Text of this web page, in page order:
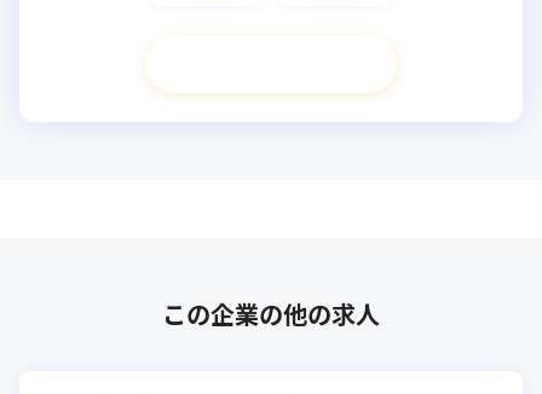
この企業の他の求人